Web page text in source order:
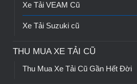
Xe Tải VEAM Cũ
Xe Tải Suzuki cũ
THU MUA XE TẢI CŨ
Thu Mua Xe Tải Cũ Gần Hết Đời